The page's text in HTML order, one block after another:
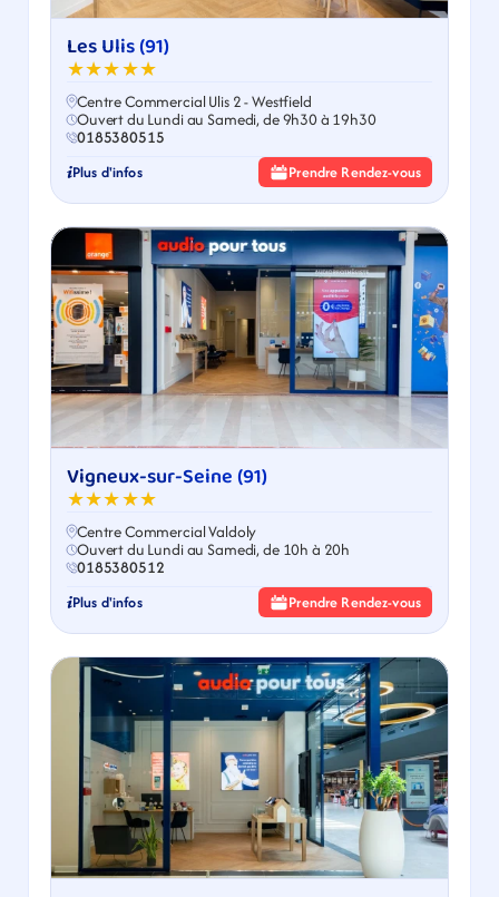
Les Ulis (91)
★★★★★
Centre Commercial Ulis 2 - Westfield
Ouvert du Lundi au Samedi, de 9h30 à 19h30
0185380515
Plus d'infos Prendre Rendez-vous
Vigneux-sur-Seine (91)
★★★★★
Centre Commercial Valdoly
Ouvert du Lundi au Samedi, de 10h à 20h
0185380512
Plus d'infos Prendre Rendez-vous